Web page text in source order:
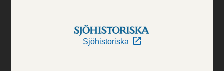
Sjöhistoriska